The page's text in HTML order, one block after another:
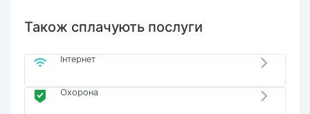
Також сплачують послуги
Інтернет
Охорона